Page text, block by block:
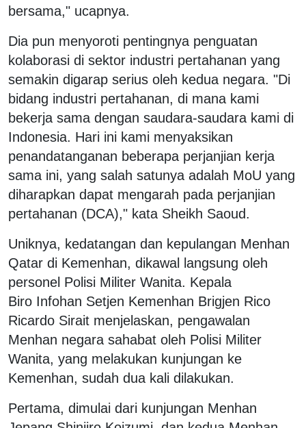
bersama," ucapnya.
Dia pun menyoroti pentingnya penguatan
kolaborasi di sektor industri pertahanan yang
semakin digarap serius oleh kedua negara. "Di
bidang industri pertahanan, di mana kami
bekerja sama dengan saudara-saudara kami di
Indonesia. Hari ini kami menyaksikan
penandatanganan beberapa perjanjian kerja
sama ini, yang salah satunya adalah MoU yang
diharapkan dapat mengarah pada perjanjian
pertahanan (DCA)," kata Sheikh Saoud.
Uniknya, kedatangan dan kepulangan Menhan
Qatar di Kemenhan, dikawal langsung oleh
personel Polisi Militer Wanita. Kepala
Biro Infohan Setjen Kemenhan Brigjen Rico
Ricardo Sirait menjelaskan, pengawalan
Menhan negara sahabat oleh Polisi Militer
Wanita, yang melakukan kunjungan ke
Kemenhan, sudah dua kali dilakukan.
Pertama, dimulai dari kunjungan Menhan